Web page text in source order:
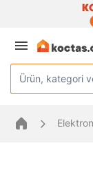
Ürün, kategori